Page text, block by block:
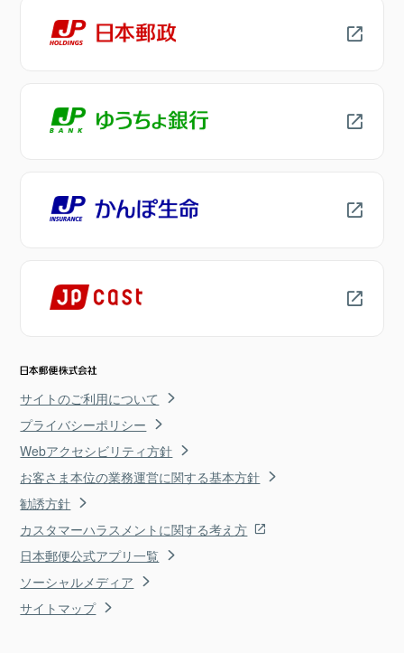
サイトのご利用について
プライバシーポリシー
Webアクセシビリティ方針
お客さま本位の業務運営に関する基本方針
勧誘方針
カスタマーハラスメントに関する考え方
日本郵便公式アプリ一覧
ソーシャルメディア
サイトマップ